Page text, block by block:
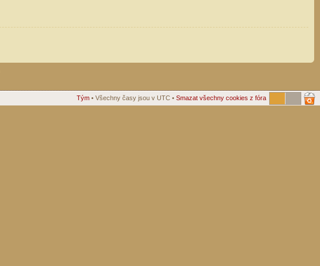
Tým • Všechny časy jsou v UTC • Smazat všechny cookies z fóra